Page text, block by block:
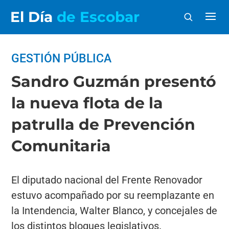
El Día de Escobar
GESTIÓN PÚBLICA
Sandro Guzmán presentó
la nueva flota de la
patrulla de Prevención
Comunitaria
El diputado nacional del Frente Renovador
estuvo acompañado por su reemplazante en
la Intendencia, Walter Blanco, y concejales de
los distintos bloques legislativos.